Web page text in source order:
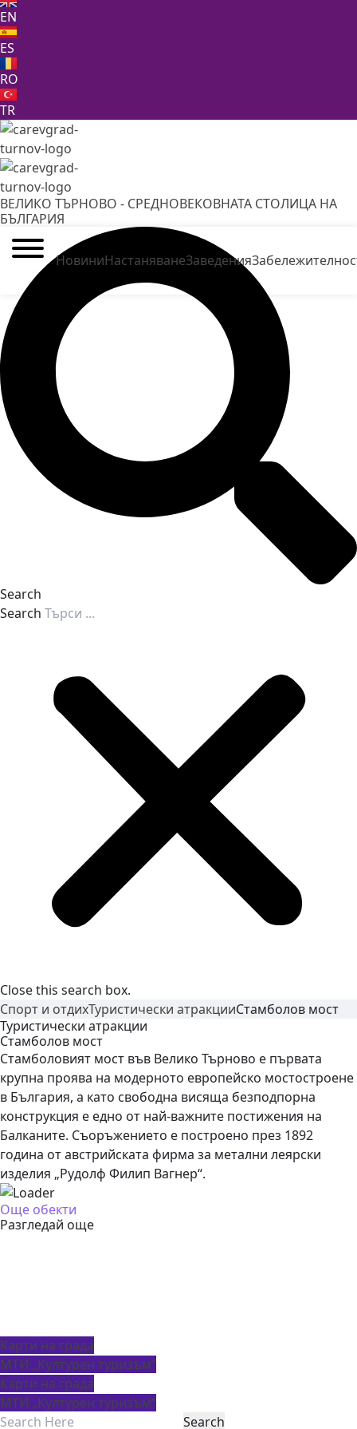
EN
ES
RO
TR
ВЕЛИКО ТЪРНОВО - СРЕДНОВЕКОВНАТА СТОЛИЦА НА
БЪЛГАРИЯ
НовиниНастаняванеЗаведения
Search
Search
Close this search box.
Спорт и отдихТуристически атракцииСтамболов мост
Туристически атракции
Стамболов мост
Стамболовият мост във Велико Търново е първата
крупна проява на модерното европейско мостостроене
в България, а като свободна висяща безподпорна
конструкция е едно от най-важните постижения на
Балканите. Съоръжението е построено през 1892
година от австрийската фирма за метални леярски
изделия „Рудолф Филип Вагнер“.
Още обекти
Разгледай още
Карти на града
МТИ „Културен туризъм“
Карти на града
МТИ „Културен туризъм“